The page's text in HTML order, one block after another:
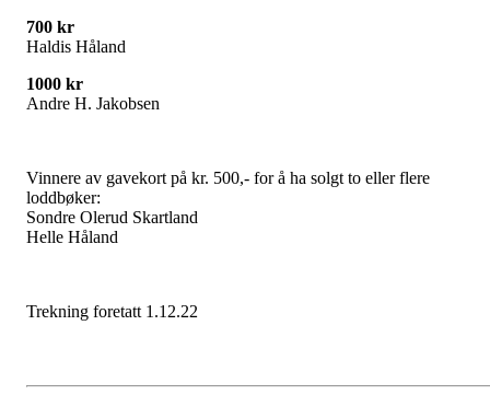
700 kr
Haldis Håland
1000 kr
Andre H. Jakobsen
Vinnere av gavekort på kr. 500,- for å ha solgt to eller flere
loddbøker:
Sondre Olerud Skartland
Helle Håland
Trekning foretatt 1.12.22